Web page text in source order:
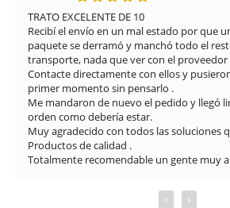
TRATO EXCELENTE DE 10
Recibí el envío en un mal estado por que
paquete se derramó y manchó todo el
transporte, nada que ver con el proveedor
Contacte directamente con ellos y
primer momento sin pensarlo .
Me mandaron de nuevo el pedido y llegó
orden como debería estar.
Muy agradecido con todos las soluciones
Productos de calidad .
Totalmente recomendable un gente muy
‹ ›